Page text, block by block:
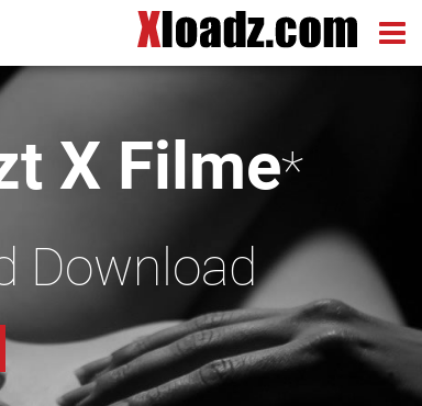
X Filme*
Download